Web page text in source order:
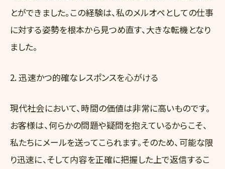
とができました。この経験は、私のメルオペとしての仕事
に対する姿勢を根本から見つめ直す、大きな転機となり
ました。
2. 迅速かつ的確なレスポンスを心がける
現代社会において、時間の価値は非常に高いものです。
お客様は、何らかの問題や疑問を抱えているからこそ、
私たちにメールを送ってこられます。そのため、可能な限
り迅速に、そして内容を正確に把握した上で返信するこ